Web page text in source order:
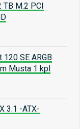
TB M.2 PCI
SE ARGB
Musta 1 kpl
3.1 -ATX-